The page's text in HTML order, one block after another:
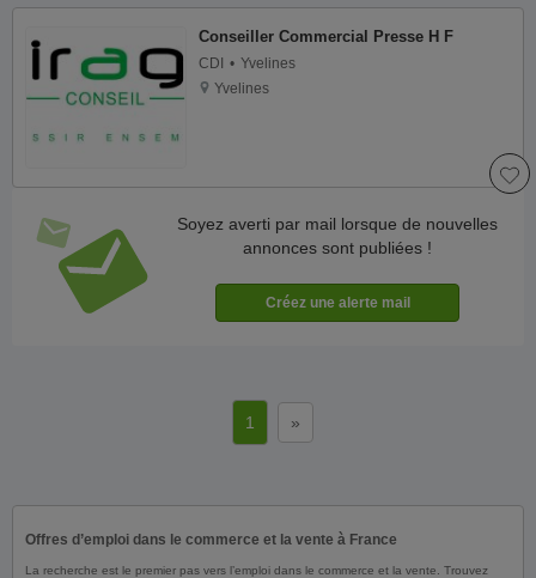
Conseiller Commercial Presse H F
CDI
Yvelines
Yvelines
Soyez averti par mail lorsque de nouvelles
annonces sont publiées !
1 »
Offres d’emploi dans le commerce et la vente à France
La recherche est le premier pas vers l’emploi dans le commerce et la vente. Trouvez